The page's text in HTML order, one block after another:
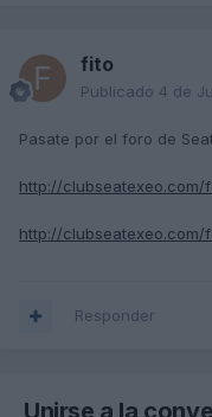
fito
Publicado 4 de
Pasate por el foro de
http://clubseatexeo.com/
http://clubseatexeo.com/
Responder